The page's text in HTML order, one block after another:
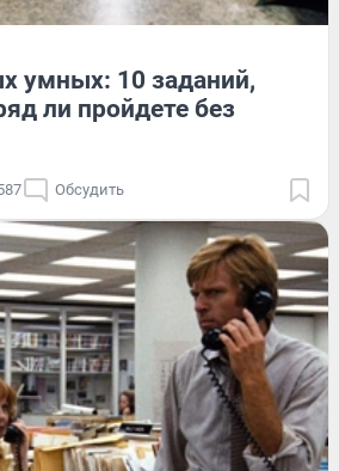
умных: 10 заданий,
ли пройдете без
Обсудить